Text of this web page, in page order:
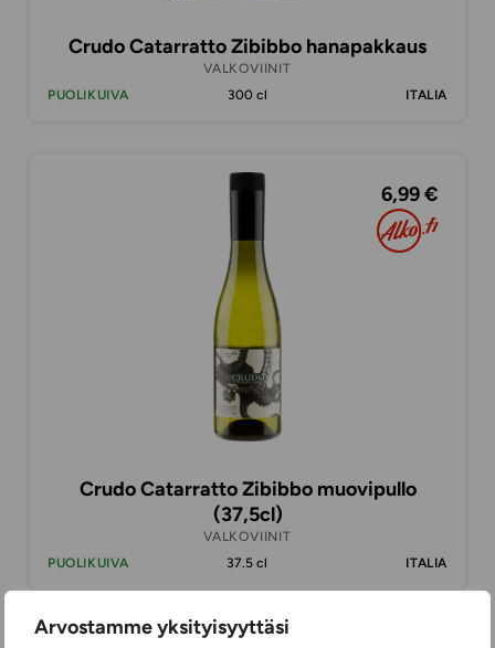
Arvostamme yksityisyyttäsi
Crudo Catarratto Zibibbo hanapakkaus
VALKOVIINIT
PUOLIKUIVA
300 cl ITALIA
6,99 €
Crudo Catarratto Zibibbo muovipullo
(37,5cl)
VALKOVIINIT
PUOLIKUIVA
37.5 cl ITALIA